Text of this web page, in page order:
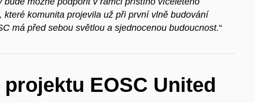
komunita projevila už při první vlně budování
má před sebou světlou a sjednocenou budoucnost.“
EOSC United